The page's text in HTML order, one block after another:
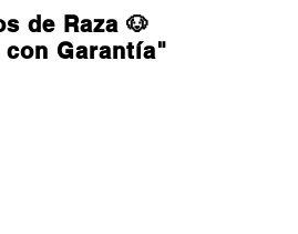
de Raza 🐶
Garantía"